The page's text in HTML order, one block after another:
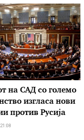
на САД со големо
изгласа нови
против Русија